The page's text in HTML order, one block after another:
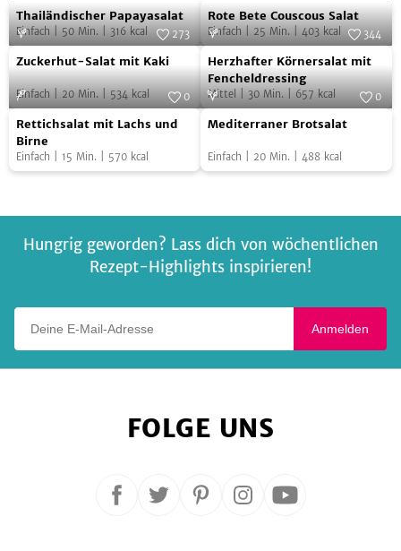
Thailändischer
Papayasalat
Foto:Juliette Chrétien/AT Verlag
Thailändischer Papayasalat
Einfach 50 Min. 316 kcal
Rote
Bete
Couscous
Salat
SevenCooks
Rote Bete Couscous Salat
Einfach 25 Min. 403 kcal
Zuckerhut-
Salat
mit
Kaki
Foto: SevenCooks
273
Zuckerhut-Salat mit Kaki
Einfach 20 Min. 534 kcal
Herzhafter
Körnersalat
mit
Fencheldressing
Foto:SevenCooks
344
Herzhafter Körnersalat mit
Fencheldressing
Mittel 30 Min. 657 kcal
Rettichsalat
mit
Lachs
Foto: SevenCooks
0
Rettichsalat mit Lachs und
Birne
Einfach 15 Min. 570 kcal
Mediterraner
Foto:SevenCooks
0
Mediterraner Brotsalat
Einfach 20 Min. 488 kcal
Hungrig geworden? Lass dich von wöchentlichen
Rezept-Highlights inspirieren!
Anmelden
FOLGE UNS
Folge Folge
Folge Folge Folge